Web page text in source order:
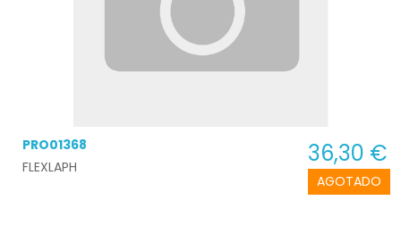
AGOTADO
PRO01368
FLEXLAPH
36,30 €